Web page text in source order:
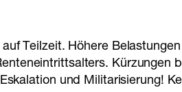
Teilzeit. Höhere
Kürzungen
und Militarisierung!